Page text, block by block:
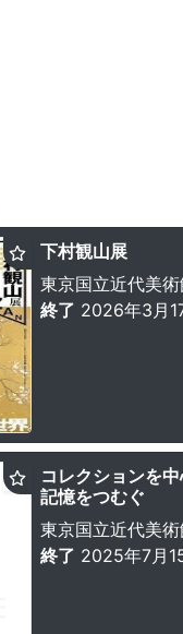
下村観山展
東京国立近代美
終了 2026年3月
コレクションを
記憶をつむぐ
東京国立近代美
終了 2025年7月